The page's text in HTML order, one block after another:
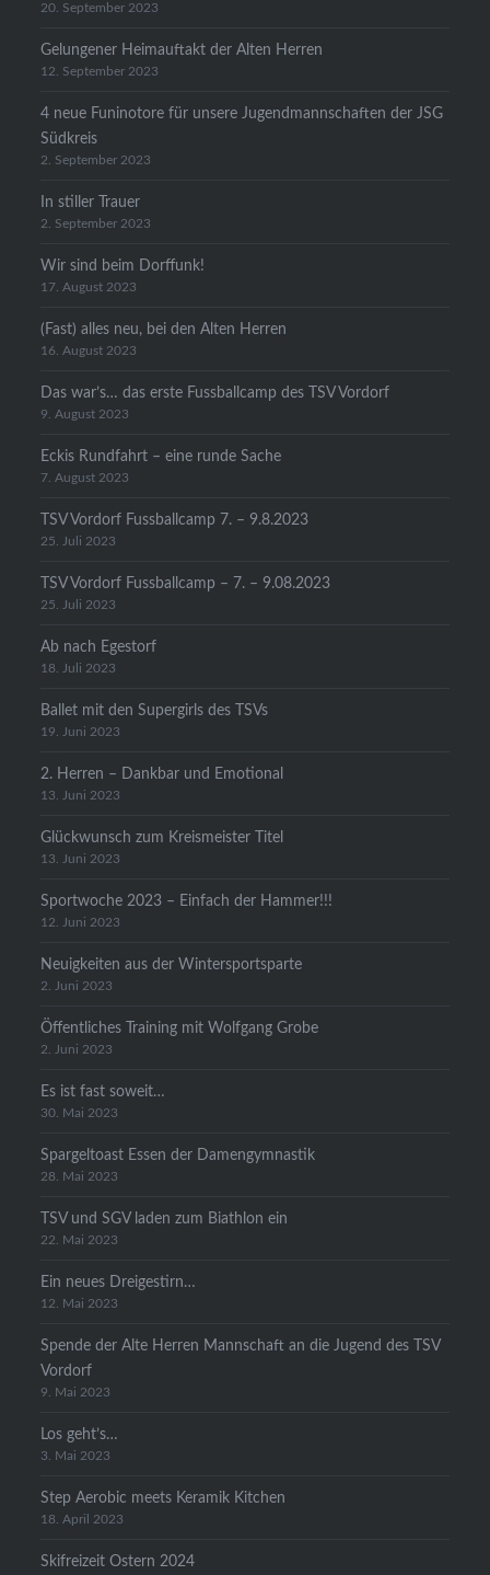
20. September 2023
Gelungener Heimauftakt der Alten Herren
12. September 2023
4 neue Funinotore für unsere Jugendmannschaften der JSG
Südkreis
2. September 2023
In stiller Trauer
2. September 2023
Wir sind beim Dorffunk!
17. August 2023
(Fast) alles neu, bei den Alten Herren
16. August 2023
Das war’s… das erste Fussballcamp des TSV Vordorf
9. August 2023
Eckis Rundfahrt – eine runde Sache
7. August 2023
TSV Vordorf Fussballcamp 7. – 9.8.2023
25. Juli 2023
TSV Vordorf Fussballcamp – 7. – 9.08.2023
25. Juli 2023
Ab nach Egestorf
18. Juli 2023
Ballet mit den Supergirls des TSVs
19. Juni 2023
2. Herren – Dankbar und Emotional
13. Juni 2023
Glückwunsch zum Kreismeister Titel
13. Juni 2023
Sportwoche 2023 – Einfach der Hammer!!!
12. Juni 2023
Neuigkeiten aus der Wintersportsparte
2. Juni 2023
Öffentliches Training mit Wolfgang Grobe
2. Juni 2023
Es ist fast soweit…
30. Mai 2023
Spargeltoast Essen der Damengymnastik
28. Mai 2023
TSV und SGV laden zum Biathlon ein
22. Mai 2023
Ein neues Dreigestirn…
12. Mai 2023
Spende der Alte Herren Mannschaft an die Jugend des TSV
Vordorf
9. Mai 2023
Los geht’s…
3. Mai 2023
Step Aerobic meets Keramik Kitchen
18. April 2023
Skifreizeit Ostern 2024